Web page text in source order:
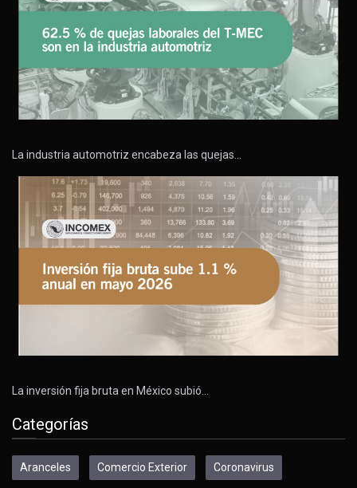
La industria automotriz encabeza las quejas…
La inversión fija bruta en México subió…
Categorías
Aranceles Comercio Exterior Coronavirus